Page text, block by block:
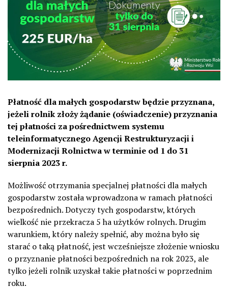
Płatność dla małych gospodarstw będzie przyznana,
jeżeli rolnik złoży żądanie (oświadczenie) przyznania
tej płatności za pośrednictwem systemu
teleinformatycznego Agencji Restrukturyzacji i
Modernizacji Rolnictwa w terminie od 1 do 31
sierpnia 2023 r.
Możliwość otrzymania specjalnej płatności dla małych
gospodarstw została wprowadzona w ramach płatności
bezpośrednich. Dotyczy tych gospodarstw, których
wielkość nie przekracza 5 ha użytków rolnych. Drugim
warunkiem, który należy spełnić, aby można było się
starać o taką płatność, jest wcześniejsze złożenie wniosku
o przyznanie płatności bezpośrednich na rok 2023, ale
tylko jeżeli rolnik uzyskał takie płatności w poprzednim
roku.